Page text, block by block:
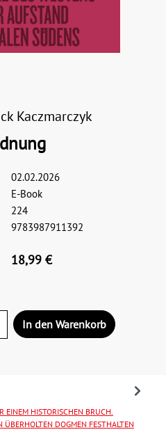
Kaczmarczyk
02.02.2026
E-Book
224
9783987911392
18,99 €
In den Warenkorb
EINEM HISTORISCHEN BRUCH.
DOGMEN FESTHALTEN